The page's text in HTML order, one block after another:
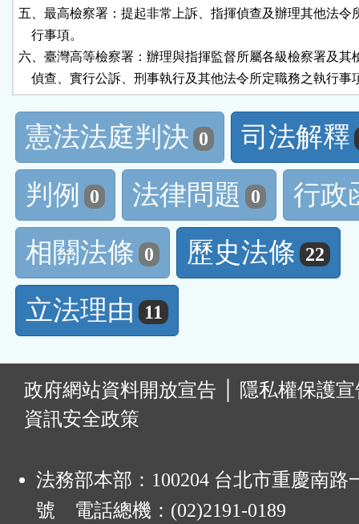
五、最高檢察署：提起非常上訴、指揮偵查及辦理其他法令
    行事項。
六、臺灣高等檢察署：辦理與指揮監督所屬各級檢察署及其
偵查、實行公訴、刑事執行及其他法令所定職務之執行事
憲法法庭判決 0
司法解釋
判例
0 法律問題 0
行政
相關法條 0 歷史法條 22
立法理由 11
政府網站資料開放宣告
隱私權保護
資訊安全政策
法務部本部：100204 台北市重慶南路
號 電話總機：(02)2191-0189